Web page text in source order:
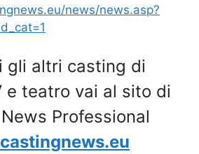
news/news.asp?
gli altri casting di
e teatro vai al sito di
Professional